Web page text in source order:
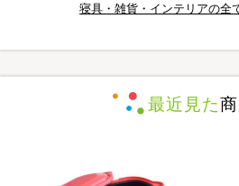
寝具・雑貨・インテリアの全
最近見た